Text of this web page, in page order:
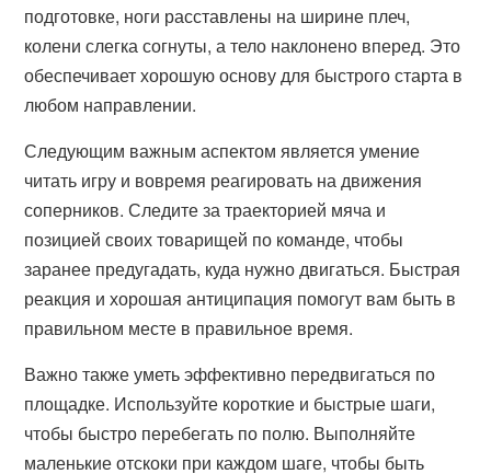
подготовке, ноги расставлены на ширине плеч,
колени слегка согнуты, а тело наклонено вперед. Это
обеспечивает хорошую основу для быстрого старта в
любом направлении.
Следующим важным аспектом является умение
читать игру и вовремя реагировать на движения
соперников. Следите за траекторией мяча и
позицией своих товарищей по команде, чтобы
заранее предугадать, куда нужно двигаться. Быстрая
реакция и хорошая антиципация помогут вам быть в
правильном месте в правильное время.
Важно также уметь эффективно передвигаться по
площадке. Используйте короткие и быстрые шаги,
чтобы быстро перебегать по полю. Выполняйте
маленькие отскоки при каждом шаге, чтобы быть